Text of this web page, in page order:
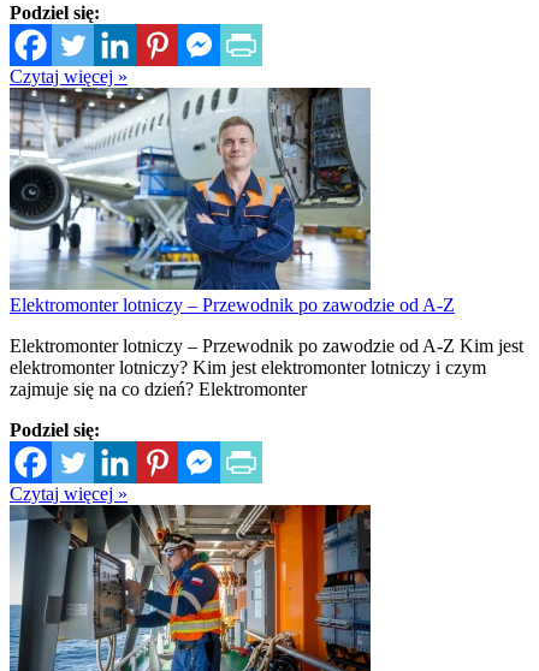
Podziel się:
Czytaj więcej »
Elektromonter lotniczy – Przewodnik po zawodzie od A-Z
Elektromonter lotniczy – Przewodnik po zawodzie od A-Z Kim jest
elektromonter lotniczy? Kim jest elektromonter lotniczy i czym
zajmuje się na co dzień? Elektromonter
Podziel się:
Czytaj więcej »